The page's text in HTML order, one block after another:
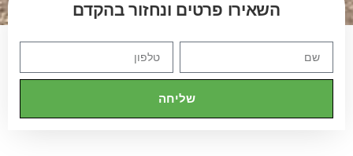
השאירו פרטים ונחזור בהקדם
שליחה